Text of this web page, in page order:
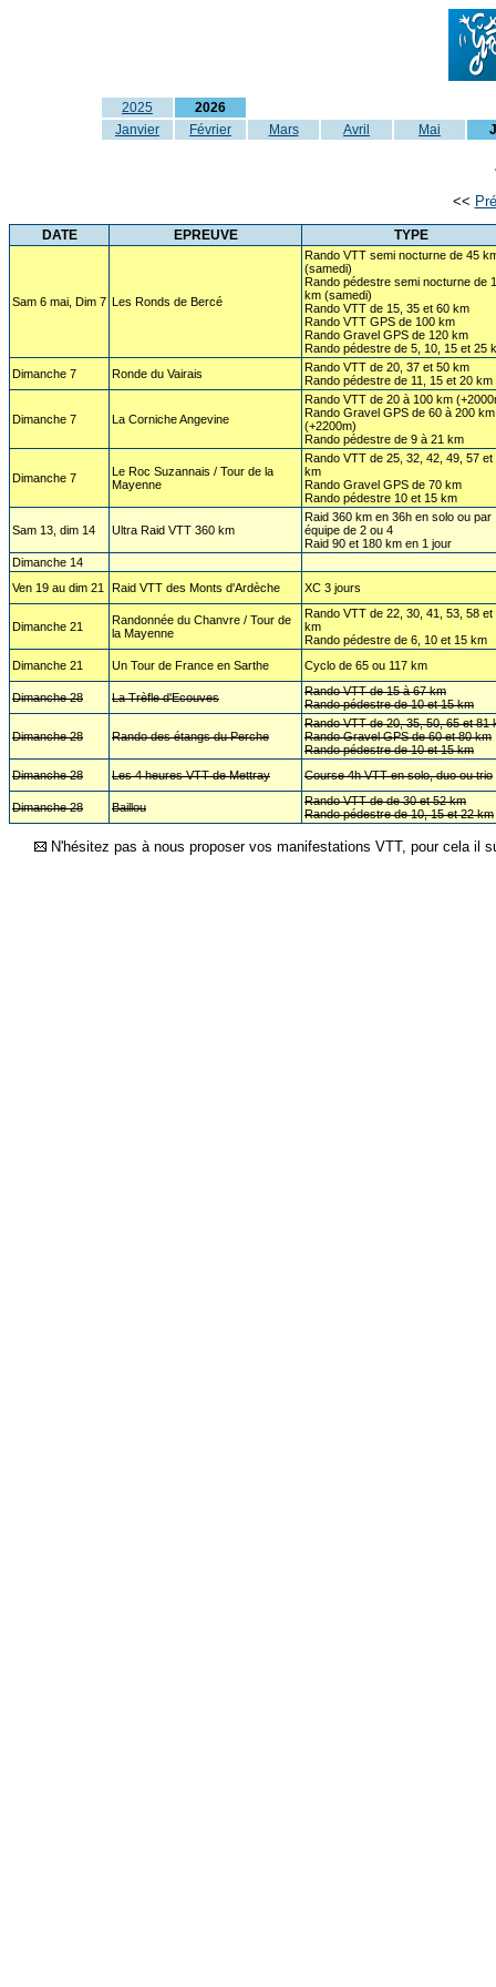
2025
2026
Janvier
Février Mars Avril Mai
<<
DATE EPREUVE TYPE
Sam 6 mai, Dim 7 Les Ronds de Bercé
Rando VTT semi nocturne de 45
(samedi)
Rando pédestre semi nocturne de
km (samedi)
Rando VTT de 15, 35 et 60 km
Rando VTT GPS de 100 km
Rando Gravel GPS de 120 km
Rando pédestre de 5, 10, 15 et 25
Dimanche 7
Ronde du Vairais
Rando VTT de 20, 37 et 50 km
Rando pédestre de 11, 15 et 20 km
Dimanche 7 La Corniche Angevine
Rando VTT de 20 à 100 km
Rando Gravel GPS de 60 à 200 km
(+2200m)
Rando pédestre de 9 à 21 km
Dimanche 7
Le Roc Suzannais / Tour de la
Mayenne
Rando VTT de 25, 32, 42, 49, 57 et
km
Rando Gravel GPS de 70 km
Rando pédestre 10 et 15 km
Sam 13, dim 14 Ultra Raid VTT 360 km
Raid 360 km en 36h en solo ou par
équipe de 2 ou 4
Raid 90 et 180 km en 1 jour
Dimanche 14
Ven 19 au dim 21
Raid VTT des Monts d'Ardèche XC 3 jours
Dimanche 21
Randonnée du Chanvre / Tour de
la Mayenne
Rando VTT de 22, 30, 41, 53, 58 et
km
Rando pédestre de 6, 10 et 15 km
Dimanche 21
Un Tour de France en Sarthe Cyclo de 65 ou 117 km
Dimanche 28 La Trèfle d'Ecouves
Rando VTT de 15 à 67 km
Rando pédestre de 10 et 15 km
Dimanche 28 Rando des étangs du Perche
Rando VTT de 20, 35, 50, 65 et 81
Rando Gravel GPS de 60 et 80 km
Rando pédestre de 10 et 15 km
Dimanche 28
Les 4 heures VTT de Mettray Course 4h VTT en solo, duo ou trio
Dimanche 28 Baillou
Rando VTT de de 30 et 52 km
Rando pédestre de 10, 15 et 22 km
N'hésitez pas à nous proposer vos manifestations VTT, pour cela il